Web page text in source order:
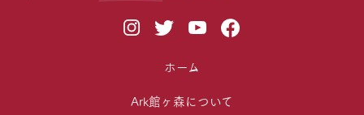
ホーム
Ark館ヶ森について